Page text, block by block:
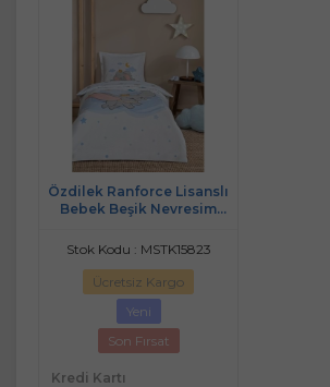
Özdilek Ranforce Lisanslı
Bebek Beşik Nevresim
Stok Kodu : MSTK15823
Ücretsiz Kargo
Yeni
Son Fırsat
Kredi Kartı